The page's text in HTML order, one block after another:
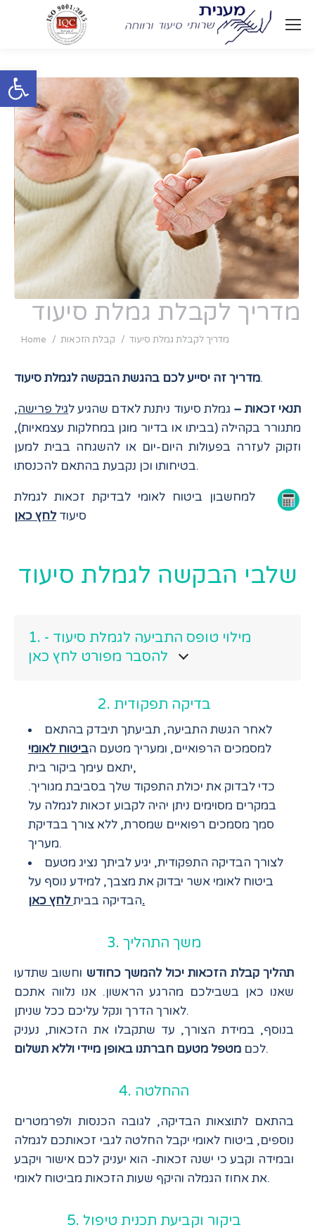
Open toolbar
מדריך לקבלת גמלת סיעוד
You are here:
Home קבלת הזכאות מדריך לקבלת גמלת סיעוד
מדריך זה יסייע לכם בהגשת הבקשה לגמלת סיעוד.
תנאי זכאות – גמלת סיעוד ניתנת לאדם שהגיע לגיל פרישה,
מתגורר בקהילה (בביתו או בדיור מוגן במחלקות עצמאיות),
וזקוק לעזרה בפעולות היום-יום או להשגחה בבית למען
בטיחותו וכן נקבעת בהתאם להכנסתו.
למחשבון ביטוח לאומי לבדיקת זכאות לגמלת
סיעודלחץ כאן
שלבי הבקשה לגמלת סיעוד
1. מילוי טופס התביעה לגמלת סיעוד -
להסבר מפורט לחץ כאן
2. בדיקה תפקודית
לאחר הגשת התביעה, תביעתך תיבדק בהתאם
למסמכים הרפואיים, ומעריך מטעם הביטוח לאומי
יתאם עימך ביקור בית,
כדי לבדוק את יכולת התפקוד שלך בסביבת מגוריך.
במקרים מסוימים ניתן יהיה לקבוע זכאות לגמלה על
סמך מסמכים רפואיים שמסרת, ללא צורך בבדיקת
מעריך.
לצורך הבדיקה התפקודית, יגיע לביתך נציג מטעם
ביטוח לאומי אשר יבדוק את מצבך, למידע נוסף על
הבדיקה בביתלחץ כאן.
3. משך התהליך
תהליך קבלת הזכאות יכול להמשך כחודש וחשוב שתדעו
שאנו כאן בשבילכם מהרגע הראשון. אנו נלווה אתכם
לאורך הדרך ונקל עליכם ככל שניתן.
בנוסף, במידת הצורך, עד שתקבלו את הזכאות, נעניק
לכם מטפל מטעם חברתנו באופן מיידי וללא תשלום .
4. ההחלטה
בהתאם לתוצאות הבדיקה, לגובה הכנסות ולפרמטרים
נוספים, ביטוח לאומי יקבל החלטה לגבי זכאותכם לגמלה
ובמידה וקבע כי ישנה זכאות- הוא יעניק לכם אישור ויקבע
את אחוז הגמלה והיקף שעות הזכאות מביטוח לאומי.
5. ביקור וקביעת תכנית טיפול